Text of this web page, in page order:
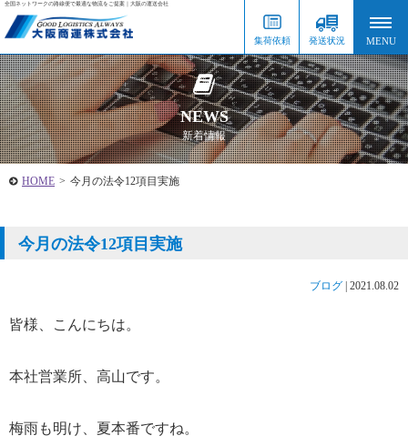
全国ネットワークの路線便で最適な物流をご提案｜大阪の運送会社
集荷依頼 発送状況
NEWS
新着情報
HOME > 今月の法令12項目実施
今月の法令12項目実施
ブログ 2021.08.02
皆様、こんにちは。
本社営業所、高山です。
梅雨も明け、夏本番ですね。